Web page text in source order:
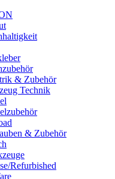
& Zubehör
Technik
& Zubehör
Refurbished